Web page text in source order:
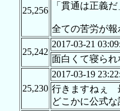
25,256
「貫通は正義
全ての苦労が
25,242
2017-03-21
面白くて寝ら
25,230
2017-03-19
行きますねぇ
どこかに公式な